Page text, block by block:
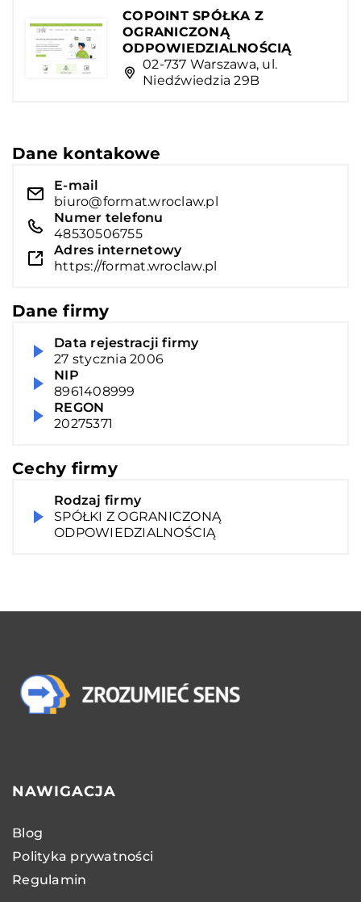
COPOINT SPÓŁKA Z
OGRANICZONĄ
ODPOWIEDZIALNOŚCIĄ
02-737 Warszawa, ul.
Niedźwiedzia 29B
Dane kontakowe
E-mail
biuro@format.wroclaw.pl
Numer telefonu
48530506755
Adres internetowy
https://format.wroclaw.pl
Dane firmy
Data rejestracji firmy
27 stycznia 2006
NIP
8961408999
REGON
20275371
Cechy firmy
Rodzaj firmy
SPÓŁKI Z OGRANICZONĄ
ODPOWIEDZIALNOŚCIĄ
NAWIGACJA
Blog
Polityka prywatności
Regulamin